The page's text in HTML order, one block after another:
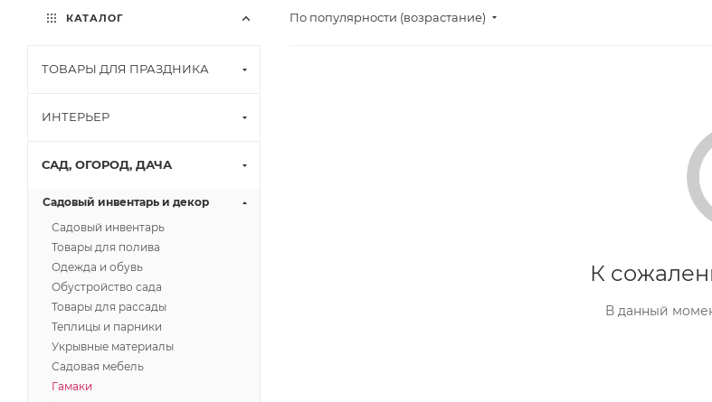
По популярности (возрастание)
К
В данный
КАТАЛОГ
ТОВАРЫ ДЛЯ ПРАЗДНИКА
ИНТЕРЬЕР
САД, ОГОРОД, ДАЧА
Садовый инвентарь и декор
Садовый инвентарь
Товары для полива
Одежда и обувь
Обустройство сада
Товары для рассады
Теплицы и парники
Укрывные материалы
Садовая мебель
Гамаки